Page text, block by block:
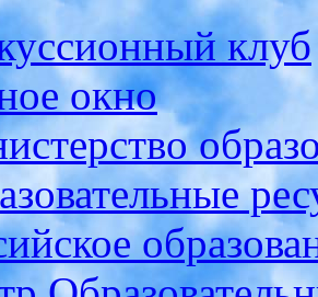
клуб
окно